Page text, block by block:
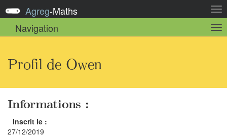
la
Agreg-Maths
Navigation
la
Profil de Owen
Informations :
Inscrit le :
27/12/2019